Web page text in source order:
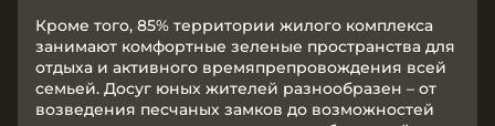
Кроме того, 85% территории жилого комплекса
занимают комфортные зеленые пространства для
отдыха и активного времяпрепровождения всей
семьей. Досуг юных жителей разнообразен – от
возведения песчаных замков до возможностей